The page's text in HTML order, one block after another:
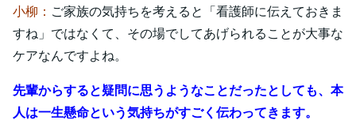
小柳： ご家族の気持ちを考えると「看護師に伝えておきま
すね」ではなくて、その場でしてあげられることが大事な
ケアなんですよね。
先輩からすると疑問に思うようなことだったとしても、本
人は一生懸命という気持ちがすごく伝わってきます。